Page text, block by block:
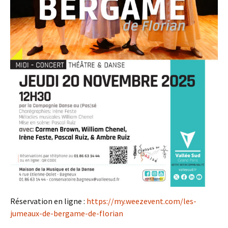
Réservation en ligne : https://my.weezevent.com/les-
jumeaux-de-bergame-de-florian